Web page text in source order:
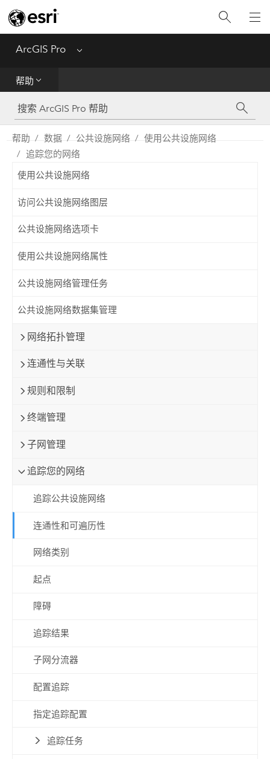
ArcGIS Pro Menu
帮助
工具参考
Python
SDK
帮助 数据 公共设施网络
使用公共设施网络
追踪您的网络
使用公共设施网络
访问公共设施网络图层
公共设施网络选项卡
使用公共设施网络属性
公共设施网络管理任务
公共设施网络数据集管理
网络拓扑管理
连通性与关联
规则和限制
终端管理
子网管理
追踪您的网络
追踪公共设施网络
连通性和可遍历性
网络类别
起点
障碍
追踪结果
子网分流器
配置追踪
指定追踪配置
追踪任务